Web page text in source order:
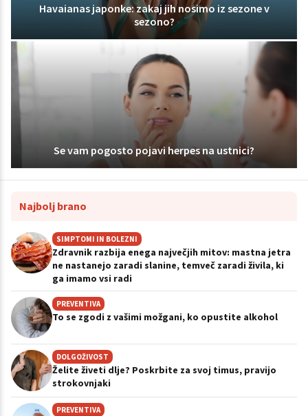
Havaianas japonke: zakaj jih nosimo iz sezone v
sezono?
Se vam pogosto pojavi herpes na ustnici?
Najbolj brano
SIMPTOMI IN BOLEZNI
Zdravnik razbija enega največjih mitov: mastna jetra
ne nastanejo zaradi slanine, temveč zaradi živila, ki
ga imamo vsi radi
PREVENTIVA
To se zgodi z vašimi možgani, ko opustite alkohol
DOLGOŽIVOST
Želite živeti dlje? Poskrbite za svoj timus, pravijo
strokovnjaki
PREVENTIVA